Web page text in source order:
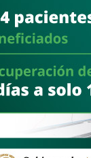
conductores
no contar con las
estatal.
que no cumple
y eso deja a los
de nuevas
Acosta